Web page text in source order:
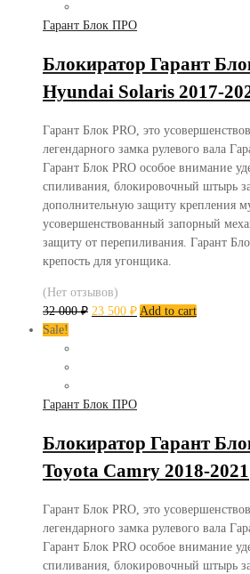
Гарант Блок ПРО
Блокиратор Гарант
Hyundai Solaris 2017-
Гарант Блок PRO, это
легендарного замка рулевого вала
Гарант Блок PRO особое внимание
спиливания, блокировочный штырь
дополнительную защиту крепления
усовершенствованный запорный
защиту от перепиливания. Гарант
крепость для угонщика.
(Нет отзывов)
32 000₽ 23 500 ₽ Add to cart
Sale!
Гарант Блок ПРО
Блокиратор Гарант
Toyota Camry 2018-2021
Гарант Блок PRO, это
легендарного замка рулевого вала
Гарант Блок PRO особое внимание
спиливания, блокировочный штырь